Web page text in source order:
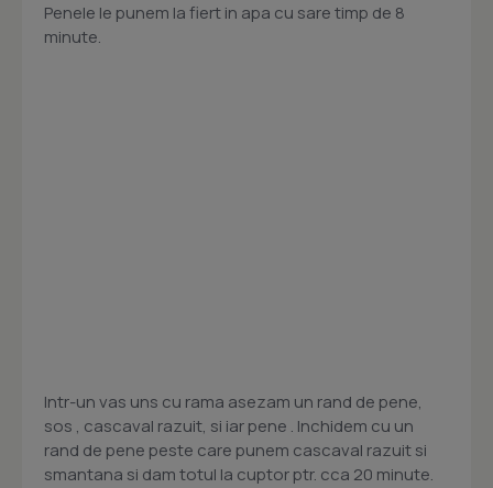
Penele le punem la fiert in apa cu sare timp de 8
minute.
Intr-un vas uns cu rama asezam un rand de pene,
sos , cascaval razuit, si iar pene . Inchidem cu un
rand de pene peste care punem cascaval razuit si
smantana si dam totul la cuptor ptr. cca 20 minute.